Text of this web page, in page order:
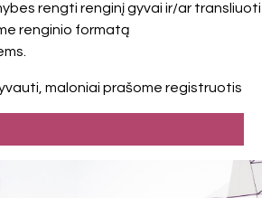
rengti renginį gyvai ir/ar transliuoti
renginio formatą
maloniai prašome registruotis